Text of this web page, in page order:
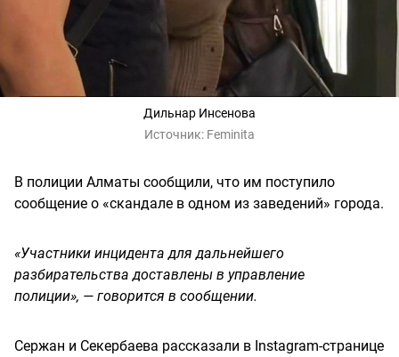
Дильнар Инсенова
Источник: Feminita
В полиции Алматы сообщили, что им поступило
сообщение о «скандале в одном из заведений» города.
«Участники инцидента для дальнейшего
разбирательства доставлены в управление
полиции», — говорится в сообщении.
Сержан и Секербаева рассказали в Instagram-странице